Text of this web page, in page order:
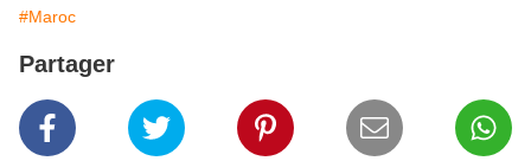
#Maroc
Partager